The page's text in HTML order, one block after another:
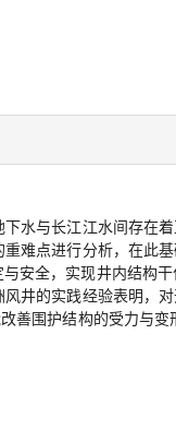
水与长江江水间存在
难点进行分析，在此
安全，实现井内结构干
井的实践经验表明，
善围护结构的受力与